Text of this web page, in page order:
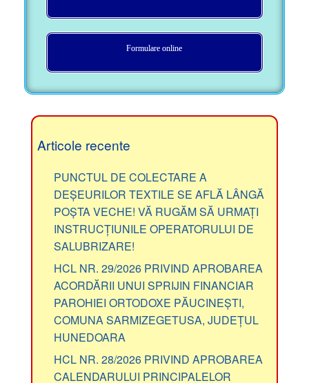
Formulare online
Articole recente
PUNCTUL DE COLECTARE A
DEȘEURILOR TEXTILE SE AFLĂ LÂNGĂ
POȘTA VECHE! VĂ RUGĂM SĂ URMAȚI
INSTRUCȚIUNILE OPERATORULUI DE
SALUBRIZARE!
HCL NR. 29/2026 PRIVIND APROBAREA
ACORDĂRII UNUI SPRIJIN FINANCIAR
PAROHIEI ORTODOXE PĂUCINEȘTI,
COMUNA SARMIZEGETUSA, JUDEȚUL
HUNEDOARA
HCL NR. 28/2026 PRIVIND APROBAREA
CALENDARULUI PRINCIPALELOR